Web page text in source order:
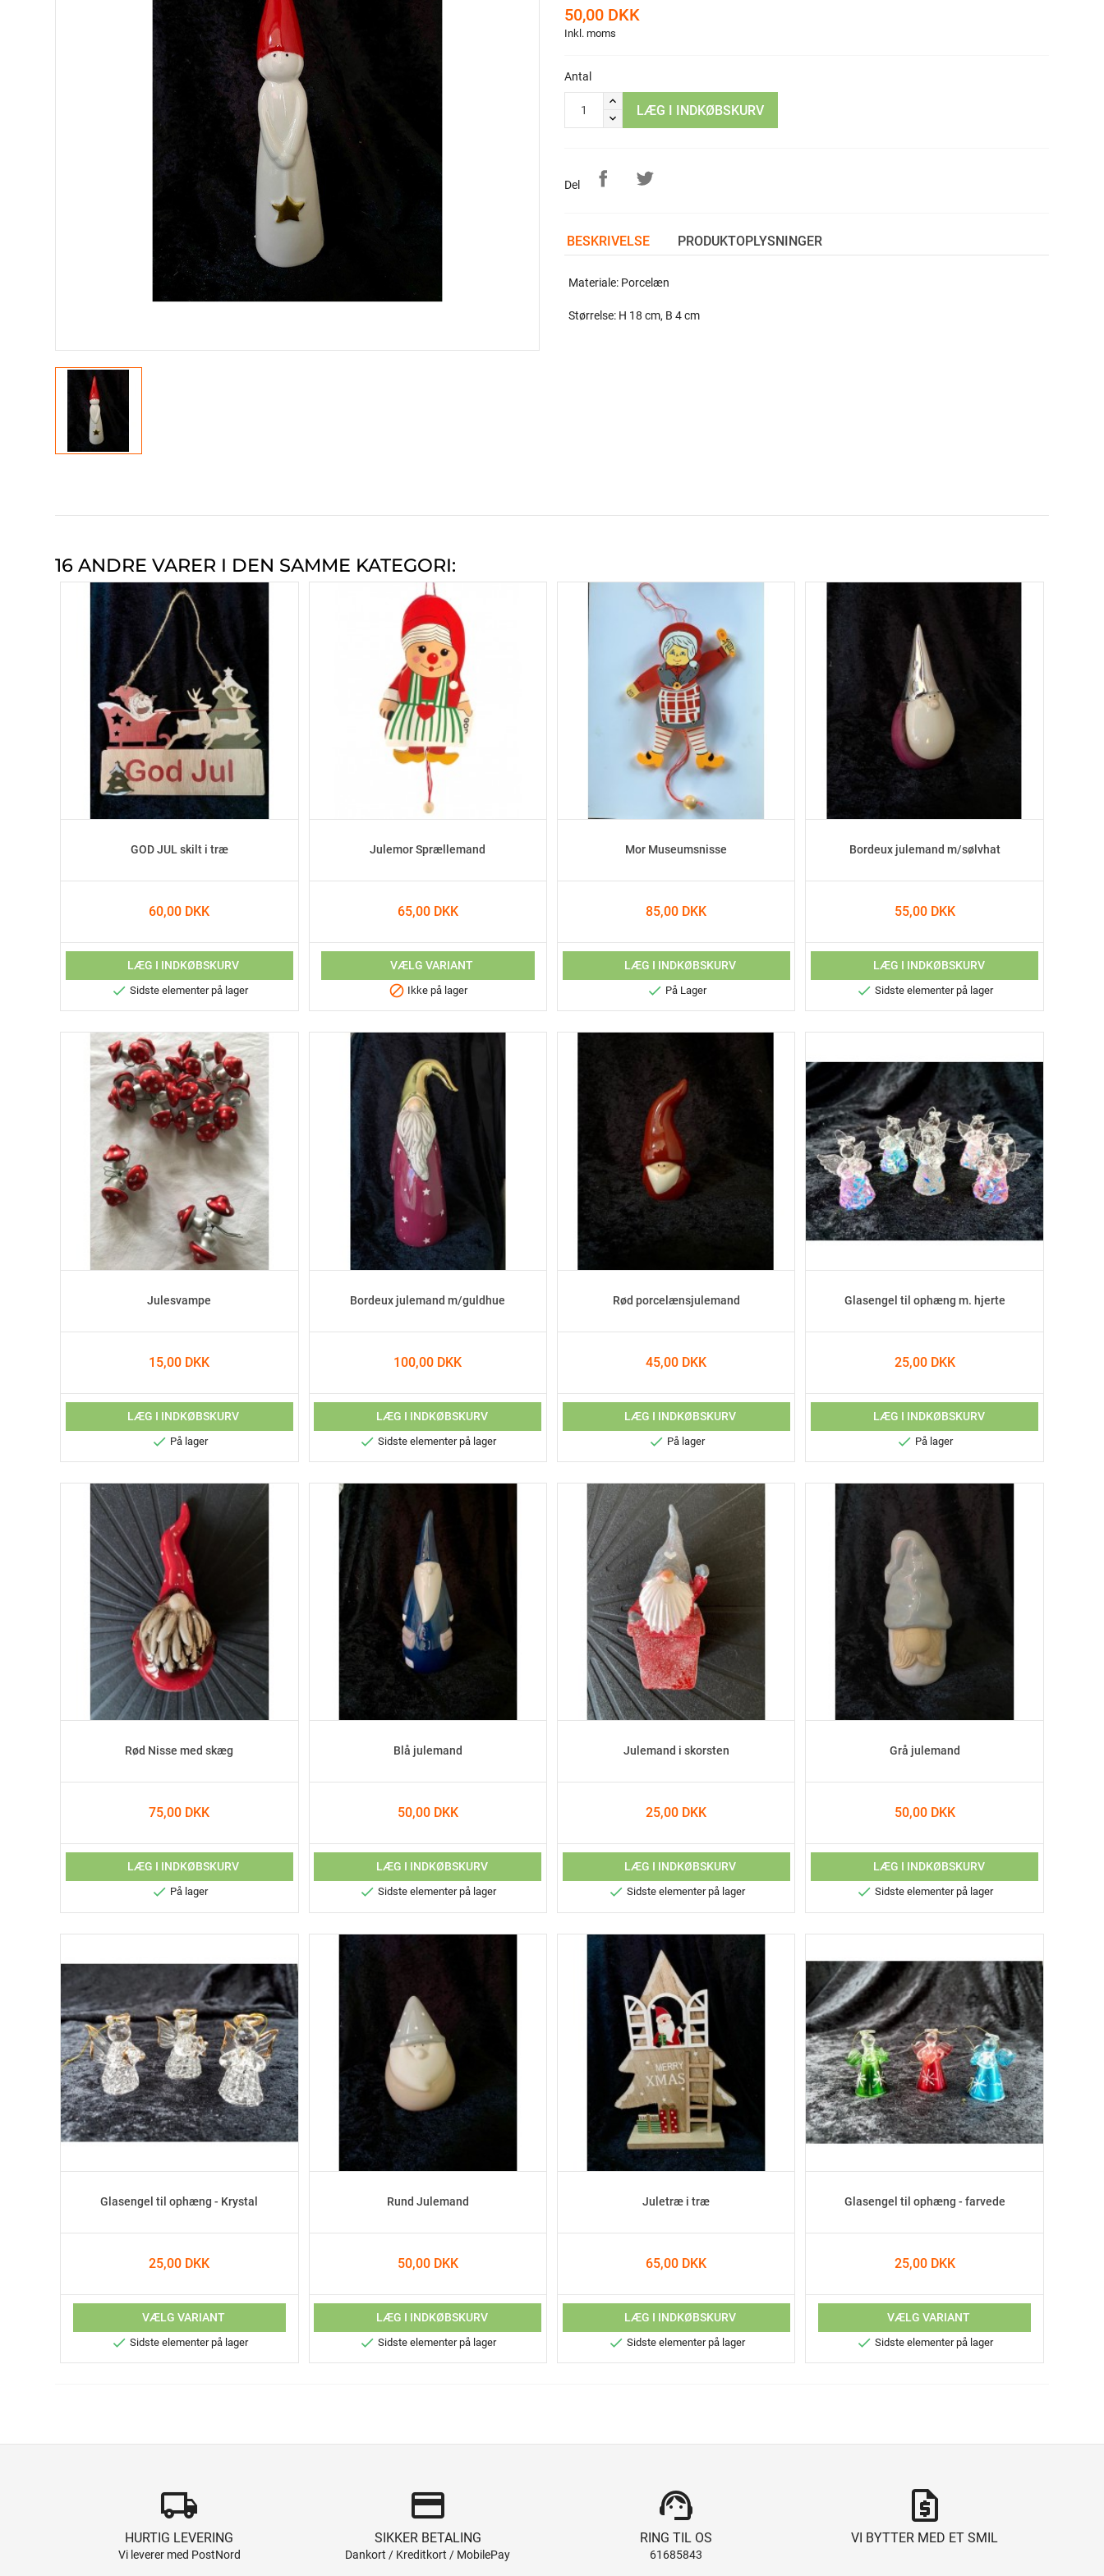
50,00 DKK
Inkl. moms
Antal
LÆG I INDKØBSKURV
Del
BESKRIVELSE PRODUKTOPLYSNINGER
Materiale: Porcelæn
Størrelse: H 18 cm, B 4 cm
16 ANDRE VARER I DEN SAMME KATEGORI:
GOD JUL skilt i træ
60,00 DKK
LÆG I INDKØBSKURV
 Sidste elementer på lager
Julemor Sprællemand
65,00 DKK
VÆLG VARIANT
 Ikke på lager
Mor Museumsnisse
85,00 DKK
LÆG I INDKØBSKURV
 På Lager
Bordeux julemand m/sølvhat
55,00 DKK
LÆG I INDKØBSKURV
 Sidste elementer på lager
Julesvampe
15,00 DKK
LÆG I INDKØBSKURV
 På lager
Bordeux julemand m/guldhue
100,00 DKK
LÆG I INDKØBSKURV
 Sidste elementer på lager
Rød porcelænsjulemand
45,00 DKK
LÆG I INDKØBSKURV
 På lager
Glasengel til ophæng m. hjerte
25,00 DKK
LÆG I INDKØBSKURV
 På lager
Rød Nisse med skæg
75,00 DKK
LÆG I INDKØBSKURV
 På lager
Blå julemand
50,00 DKK
LÆG I INDKØBSKURV
 Sidste elementer på lager
Julemand i skorsten
25,00 DKK
LÆG I INDKØBSKURV
 Sidste elementer på lager
Grå julemand
50,00 DKK
LÆG I INDKØBSKURV
 Sidste elementer på lager
Glasengel til ophæng - Krystal
25,00 DKK
VÆLG VARIANT
 Sidste elementer på lager
Rund Julemand
50,00 DKK
LÆG I INDKØBSKURV
 Sidste elementer på lager
Juletræ i træ
65,00 DKK
LÆG I INDKØBSKURV
 Sidste elementer på lager
Glasengel til ophæng - farvede
25,00 DKK
VÆLG VARIANT
 Sidste elementer på lager
local_shipping
HURTIG LEVERING
Vi leverer med PostNord
credit_card
SIKKER BETALING
Dankort / Kreditkort / MobilePay
support_agent
RING TIL OS
61685843
request_quote
VI BYTTER MED ET SMIL